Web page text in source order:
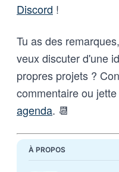
Discord !
Tu as des
veux discuter d'une
propres projets ?
commentaire ou
agenda. 📆
À PROPOS